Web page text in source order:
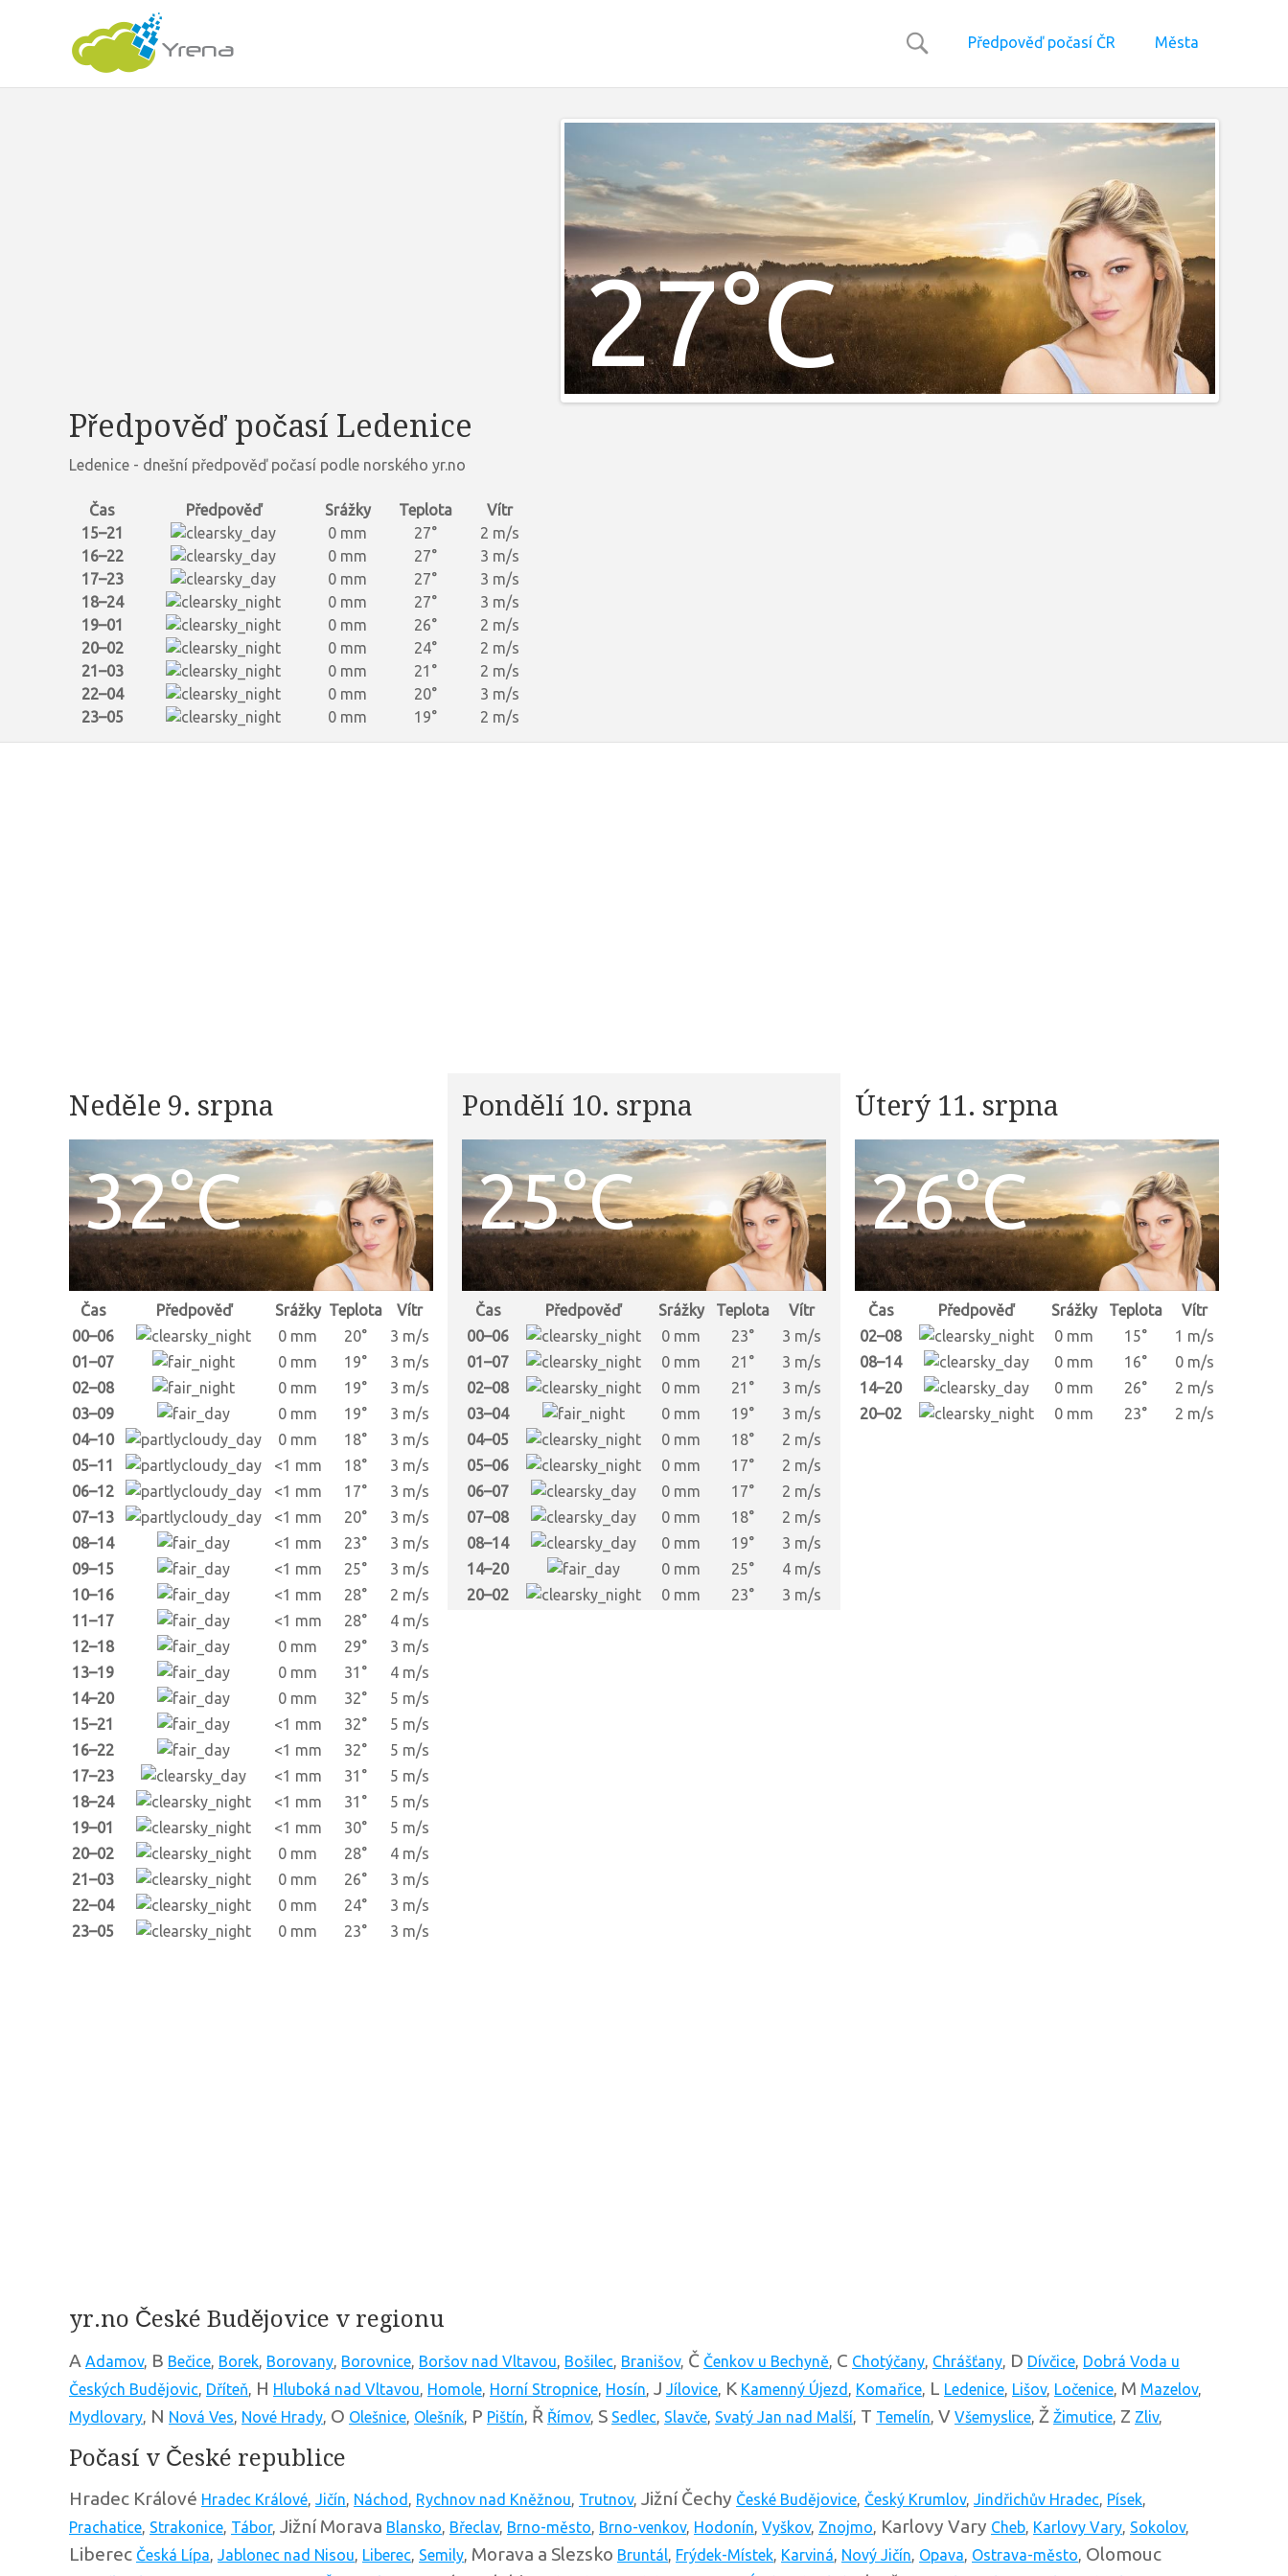
Předpověď počasí ČR Města
Předpověď počasí Ledenice
Ledenice - dnešní předpověď počasí podle norského yr.no
Čas Předpověď Srážky Teplota
Vítr
15–21
0 mm 27°
2 m/s
16–22
0 mm 27°
3 m/s
17–23
0 mm 27°
3 m/s
18–24
0 mm 27°
3 m/s
19–01
0 mm 26°
2 m/s
20–02
0 mm 24°
2 m/s
21–03
0 mm 21°
2 m/s
22–04
0 mm 20°
3 m/s
23–05
0 mm 19° 2 m/s
27°C
Neděle 9. srpna
32°C
Čas Předpověď Srážky Teplota
Vítr
00–06
0 mm 20°
3 m/s
01–07
0 mm 19°
3 m/s
02–08
0 mm 19°
3 m/s
03–09
0 mm 19°
3 m/s
04–10
0 mm 18°
3 m/s
05–11
<1 mm 18°
3 m/s
06–12
<1 mm 17°
3 m/s
07–13
<1 mm 20°
3 m/s
08–14
<1 mm 23°
3 m/s
09–15
<1 mm 25°
3 m/s
10–16
<1 mm 28°
2 m/s
11–17
<1 mm 28°
4 m/s
12–18
0 mm 29°
3 m/s
13–19
0 mm 31°
4 m/s
14–20
0 mm 32°
5 m/s
15–21
<1 mm 32°
5 m/s
16–22
<1 mm 32°
5 m/s
17–23
<1 mm 31°
5 m/s
18–24
<1 mm 31°
5 m/s
19–01
<1 mm 30°
5 m/s
20–02
0 mm 28°
4 m/s
21–03
0 mm 26°
3 m/s
22–04
0 mm 24°
3 m/s
23–05
0 mm 23° 3 m/s
Pondělí 10. srpna
25°C
Čas Předpověď Srážky Teplota
Vítr
00–06
0 mm 23°
3 m/s
01–07
0 mm 21°
3 m/s
02–08
0 mm 21°
3 m/s
03–04
0 mm 19°
3 m/s
04–05
0 mm 18°
2 m/s
05–06
0 mm 17°
2 m/s
06–07
0 mm 17°
2 m/s
07–08
0 mm 18°
2 m/s
08–14
0 mm 19°
3 m/s
14–20
0 mm 25°
4 m/s
20–02
0 mm 23° 3 m/s
Úterý 11. srpna
26°C
Čas Předpověď Srážky Teplota
Vítr
02–08
0 mm 15°
1 m/s
08–14
0 mm 16°
0 m/s
14–20
0 mm 26°
2 m/s
20–02
0 mm 23° 2 m/s
yr.no České Budějovice v regionu
A Adamov, B Bečice, Borek, Borovany, Borovnice, Boršov nad Vltavou, Bošilec, Branišov, Č Čenkov u Bechyně, C Chotýčany, Chrášťany, D Dívčice, Dobrá Voda u
Českých Budějovic, Dříteň, H Hluboká nad Vltavou, Homole, Horní Stropnice, Hosín, J Jílovice, K Kamenný Újezd , Komařice, L Ledenice, Lišov, Ločenice, M Mazelov,
Mydlovary, N Nová Ves, Nové Hrady, O Olešnice, Olešník, P Pištín, Ř Římov, S Sedlec, Slavče, Svatý Jan nad Malší, T Temelín, V Všemyslice, Ž Žimutice, Z Zliv,
Počasí v České republice
Hradec Králové Hradec Králové, Jičín, Náchod , Rychnov nad Kněžnou, Trutnov, Jižní Čechy České Budějovice, Český Krumlov, Jindřichův Hradec, Písek,
Prachatice, Strakonice, Tábor, Jižní Morava Blansko, Břeclav, Brno-město, Brno-venkov, Hodonín, Vyškov, Znojmo, Karlovy Vary Cheb, Karlovy Vary, Sokolov,
Liberec Česká Lípa, Jablonec nad Nisou, Liberec, Semily, Morava a Slezsko Bruntál, Frýdek-Místek, Karviná, Nový Jičín, Opava, Ostrava-město, Olomouc